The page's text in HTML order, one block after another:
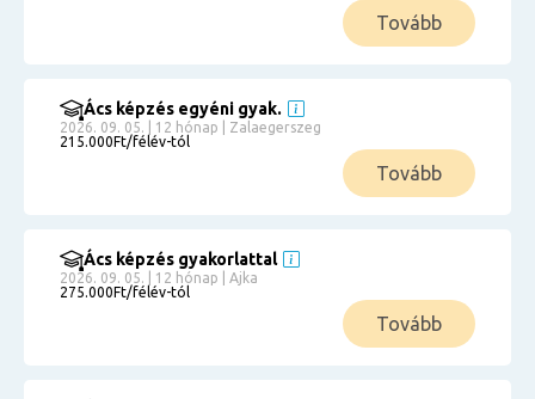
Tovább
Ács képzés egyéni gyak.
2026. 09. 05. | 12 hónap | Zalaegerszeg
215.000Ft/félév-tól
Tovább
Ács képzés gyakorlattal
2026. 09. 05. | 12 hónap | Ajka
275.000Ft/félév-tól
Tovább